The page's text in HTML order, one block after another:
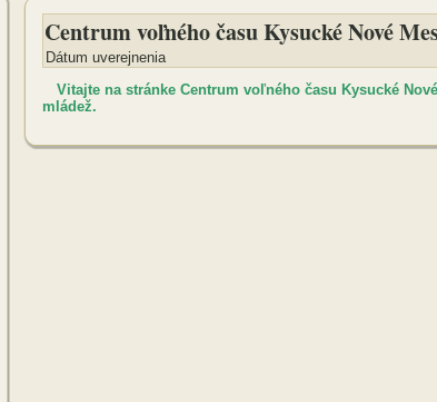
Centrum voľného času Kysucké Nové
Dátum uverejnenia
Vitajte na stránke Centrum voľného času Kysucké
mládež.